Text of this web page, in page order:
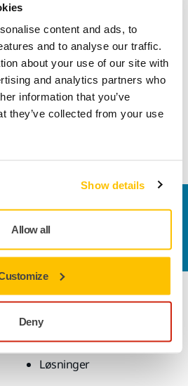
content and ads, to
and to analyse our traffic.
about your use of our site with
and analytics partners who
information that you’ve
they’ve collected from your use
Show details
Allow all
Deny
hos Mirka.
fra Mirka er laget for å dekke
å oppgrader, kan du tilpasse den
av dine beste og mest pålitelige
unna der ting foregår og alltid klar
kontakt, så svarer støtteteamet
dine.
Kunnskap
Bransjer
Bruksområder
Løsninger